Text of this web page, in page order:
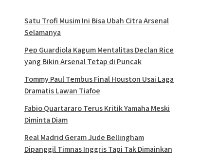
Satu Trofi Musim Ini Bisa Ubah Citra Arsenal
Selamanya
Pep Guardiola Kagum Mentalitas Declan Rice
yang Bikin Arsenal Tetap di Puncak
Tommy Paul Tembus Final Houston Usai Laga
Dramatis Lawan Tiafoe
Fabio Quartararo Terus Kritik Yamaha Meski
Diminta Diam
Real Madrid Geram Jude Bellingham
Dipanggil Timnas Inggris Tapi Tak Dimainkan